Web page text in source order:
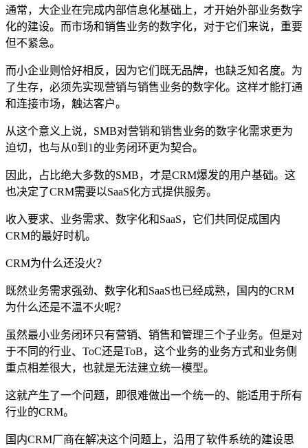
通常，大企业在完成内部信息化基础上，才开始外部业务数字
化的建设。而市场和销售业务的数字化，对于它们来说，重要
但不紧急。
而小企业则恰好相反，因为它们既无品牌，也缺乏知名度。为
了生存，必须先实现营销与销售业务的数字化。这样才能打通
和连接市场，触达客户。
从这个意义上说，SMB对营销和销售业务的数字化需求更为
迫切，也与从0到1的业务闭环更为契合。
因此，占比绝大多数的SMB，才是CRM爆发的用户基础。这
也决定了CRM需要以SaaS化方式提供服务。
收入要求、业务需求、数字化和SaaS，它们共同促成国内
CRM的最好时机。
CRM为什么还没火？
既然业务需求强劲、数字化和SaaS也已经成熟，国内的CRM
为什么还是不温不火呢？
虽然最小业务闭环只有营销、销售和管理三个子业务。但是对
于不同的行业、ToC还是ToB，这个业务的业务方式和业务侧
重点相差很大，也就是无法建立统一模型。
这就产生了一个问题，即很难做出一个统一的、能适用于所有
行业的CRM。
国内CRM厂商在解决这个问题上，沿用了软件系统的建设思